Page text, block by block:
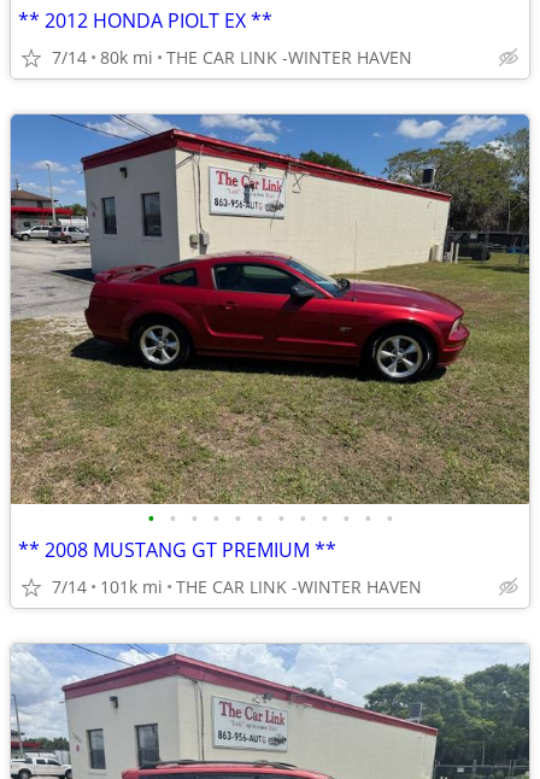
** 2012 HONDA PIOLT EX **
7/14 80k mi THE CAR LINK -WINTER HAVEN
• • • • • • • • • • • •
** 2008 MUSTANG GT PREMIUM **
7/14 101k mi THE CAR LINK -WINTER HAVEN